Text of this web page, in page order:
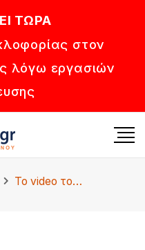
ΤΩΡΑ
στον
λόγω εργασιών
Το video του Χρήστου Δημητρίου για τη Λήμνο είναι ένας φόρος τιμής στη γενέτειρά του!